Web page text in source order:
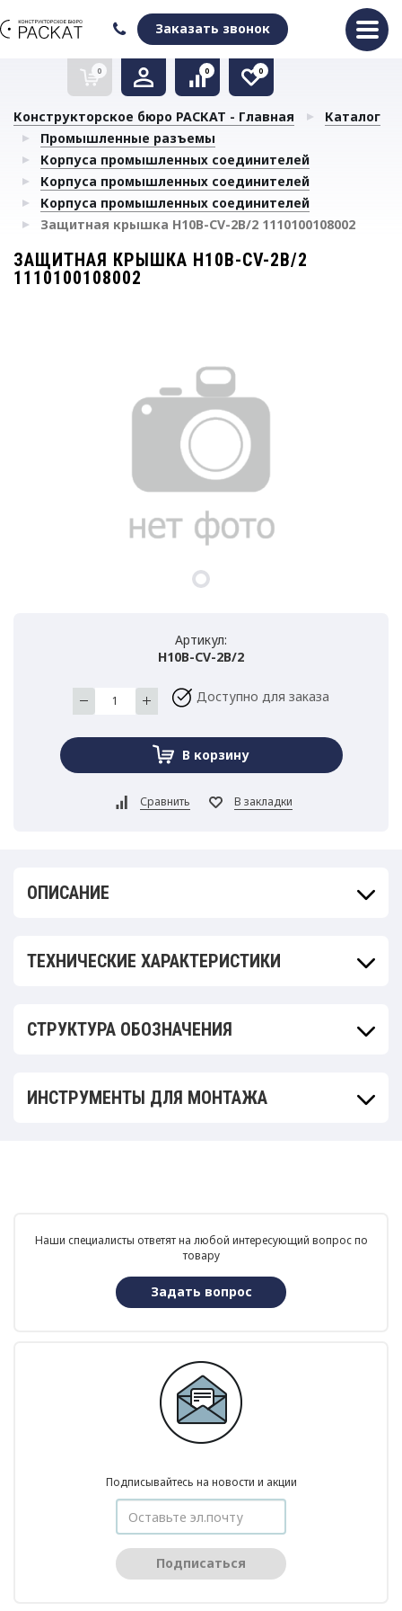
Заказать звонок
0
Очистить список сравнения
0
Очистить избранное
0
Конструкторское бюро РАСКАТ - Главная
Каталог
Промышленные разъемы
Корпуса промышленных соединителей
Корпуса промышленных соединителей
Корпуса промышленных соединителей
Защитная крышка H10B-CV-2B/2 1110100108002
ЗАЩИТНАЯ КРЫШКА H10B-CV-2B/2
1110100108002
Артикул:
H10B-CV-2B/2
Доступно для заказа
ОПИСАНИЕ
ТЕХНИЧЕСКИЕ ХАРАКТЕРИСТИКИ
СТРУКТУРА ОБОЗНАЧЕНИЯ
ИНСТРУМЕНТЫ ДЛЯ МОНТАЖА
Наши специалисты ответят на любой интересующий вопрос по
товару
Задать вопрос
Подписывайтесь на новости и акции
Подписаться